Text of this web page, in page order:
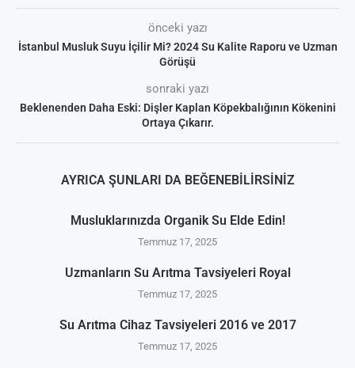
önceki yazı
İstanbul Musluk Suyu İçilir Mi? 2024 Su Kalite Raporu ve Uzman
Görüşü
sonraki yazı
Beklenenden Daha Eski: Dişler Kaplan Köpekbalığının Kökenini
Ortaya Çıkarır.
AYRICA ŞUNLARI DA BEĞENEBILIRSINIZ
Musluklarınızda Organik Su Elde Edin!
Temmuz 17, 2025
Uzmanların Su Arıtma Tavsiyeleri Royal
Temmuz 17, 2025
Su Arıtma Cihaz Tavsiyeleri 2016 ve 2017
Temmuz 17, 2025